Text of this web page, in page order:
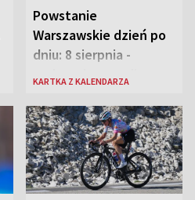
Powstanie
Warszawskie dzień po
dniu: 8 sierpnia -
rozbrzmiewa radio
„Antka Rozpylacza”
KARTKA Z KALENDARZA